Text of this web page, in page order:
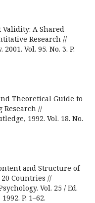
Validity: A Shared
Research //
Vol. 95. No. 3. P.
Theoretical Guide to
//
1992. Vol. 18. No.
and Structure of
Countries //
Vol. 25 / Ed.
P. 1–62.